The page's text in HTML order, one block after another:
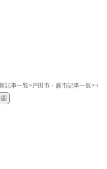
記事一覧>戸田市・蕨市記事一覧>イ